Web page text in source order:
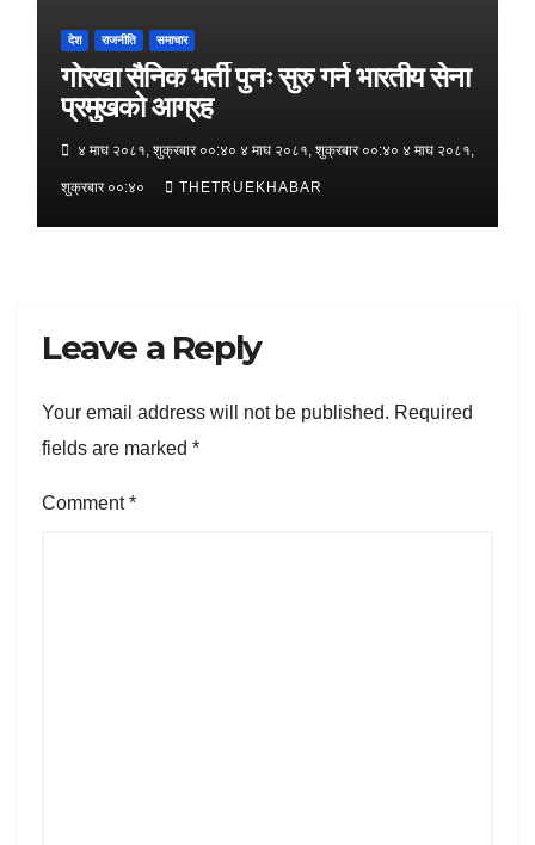
देश राजनीति समाचार
गोरखा सैनिक भर्ती पुनः सुरु गर्न भारतीय सेना
प्रमुखको आग्रह
४ माघ २०८१, शुक्रबार ००:४० ४ माघ २०८१, शुक्रबार ००:४० ४ माघ २०८१,
शुक्रबार ००:४० THETRUEKHABAR
Leave a Reply
Your email address will not be published. Required
fields are marked *
Comment*